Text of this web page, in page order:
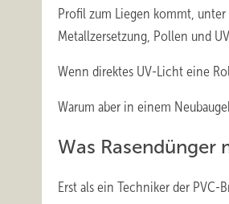
Profil zum Liegen kommt,
Metallzersetzung, Pollen und
Wenn direktes UV-Licht eine
Warum aber in einem
Was Rasendünger
Erst als ein Techniker der